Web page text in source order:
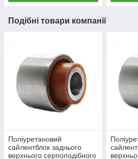
Подібні товари компанії
Поліуретановий
сайлентблок заднього
верхнього серпоподібного